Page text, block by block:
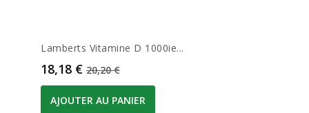
Lamberts Vitamine D 1000ie...
Prix
18,18 € Prix de base
20,20 €
AJOUTER AU PANIER